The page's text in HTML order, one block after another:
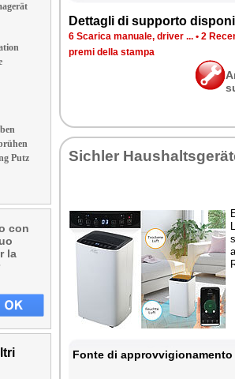
Putz
con
la
Dettagli di supporto
6 Scarica manuale, driver ... • 2
premi della stampa
Sichler
Fonte di